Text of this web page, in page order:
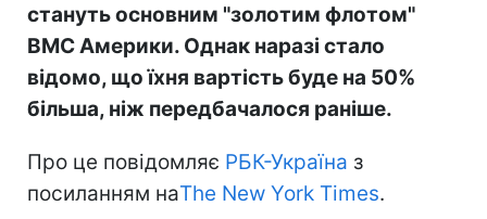
стануть основним "золотим флотом"
ВМС Америки. Однак наразі стало
відомо, що їхня вартість буде на 50%
більша, ніж передбачалося раніше.
Про це повідомляє РБК-Україна з
посиланням наThe New York Times.